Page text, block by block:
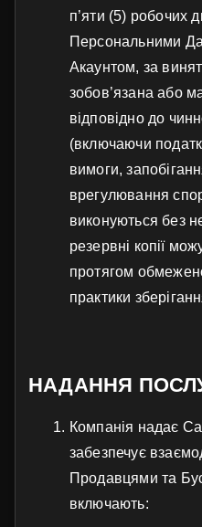
п’яти (5) робочих
Персональними
Акаунтом, за
зобов’язана або
відповідно до
(включаючи
вимоги,
врегулювання
виконуються без
резервні копії
протягом
практики
НАДАННЯ
Компанія надає
забезпечує
Продавцями та
включають: